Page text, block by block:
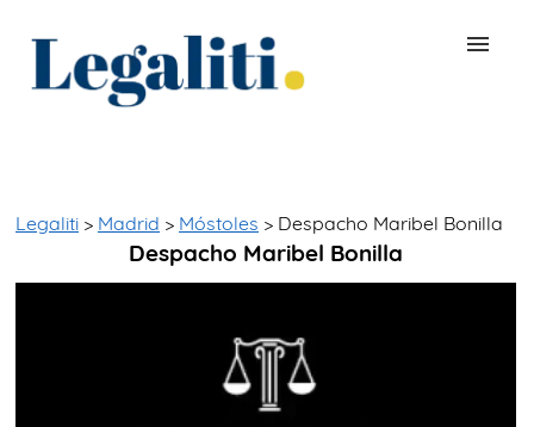
Legaliti > Madrid > Móstoles > Despacho Maribel Bonilla
Despacho Maribel Bonilla